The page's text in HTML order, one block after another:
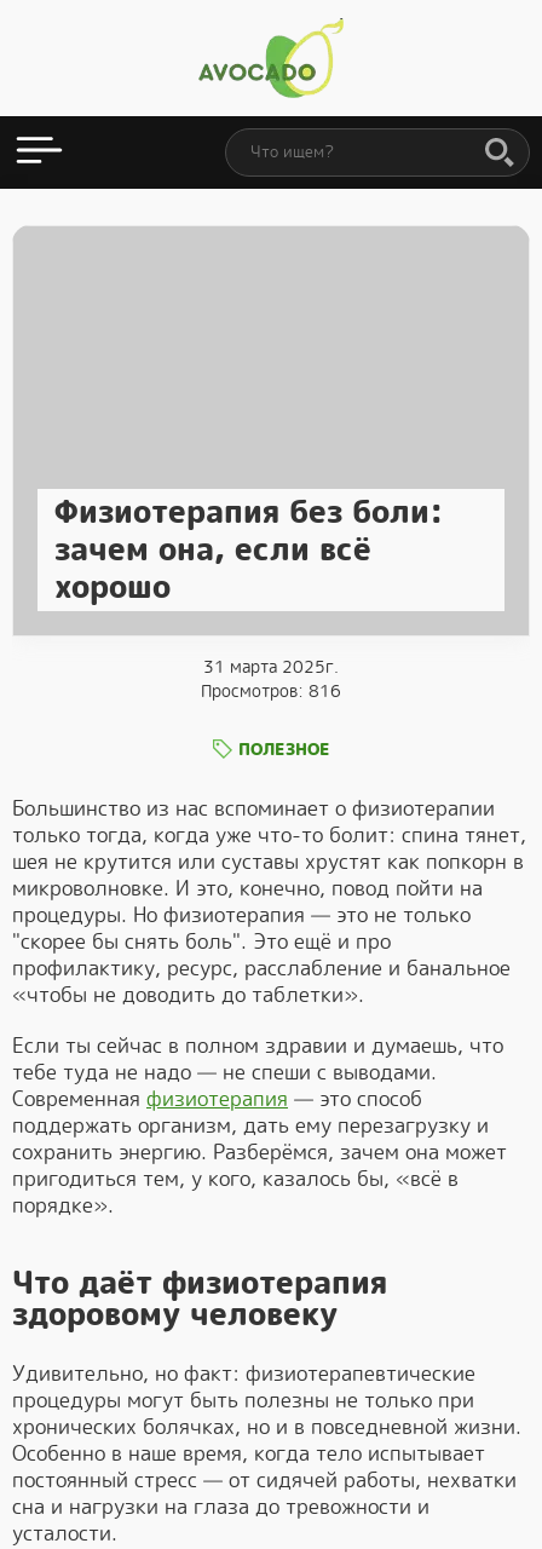
Физиотерапия без боли:
зачем она, если всё
хорошо
31 марта 2025г.
Просмотров: 816
ПОЛЕЗНОЕ
Большинство из нас вспоминает о физиотерапии
только тогда, когда уже что-то болит: спина тянет,
шея не крутится или суставы хрустят как попкорн в
микроволновке. И это, конечно, повод пойти на
процедуры. Но физиотерапия — это не только
"скорее бы снять боль". Это ещё и про
профилактику, ресурс, расслабление и банальное
«чтобы не доводить до таблетки».
Если ты сейчас в полном здравии и думаешь, что
тебе туда не надо — не спеши с выводами.
Современная физиотерапия — это способ
поддержать организм, дать ему перезагрузку и
сохранить энергию. Разберёмся, зачем она может
пригодиться тем, у кого, казалось бы, «всё в
порядке».
Что даёт физиотерапия
здоровому человеку
Удивительно, но факт: физиотерапевтические
процедуры могут быть полезны не только при
хронических болячках, но и в повседневной жизни.
Особенно в наше время, когда тело испытывает
постоянный стресс — от сидячей работы, нехватки
сна и нагрузки на глаза до тревожности и
усталости.